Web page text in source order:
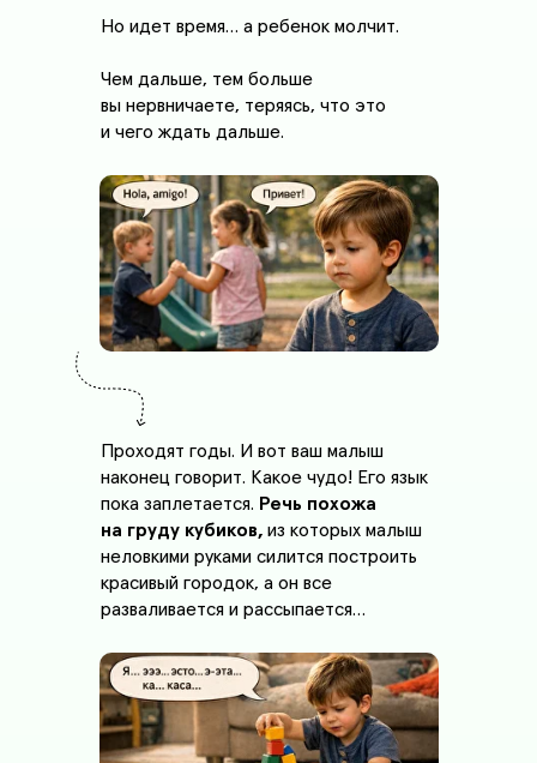
Но идет время… а ребенок молчит.
Чем дальше, тем больше
вы нервничаете, теряясь, что это
и чего ждать дальше.
Проходят годы. И вот ваш малыш
наконец говорит. Какое чудо! Его язык
пока заплетается. Речь похожа
на груду кубиков, из которых малыш
неловкими руками силится построить
красивый городок, а он все
разваливается и рассыпается…